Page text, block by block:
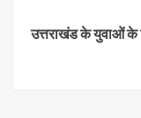
उत्तराखंड के युवाओं के